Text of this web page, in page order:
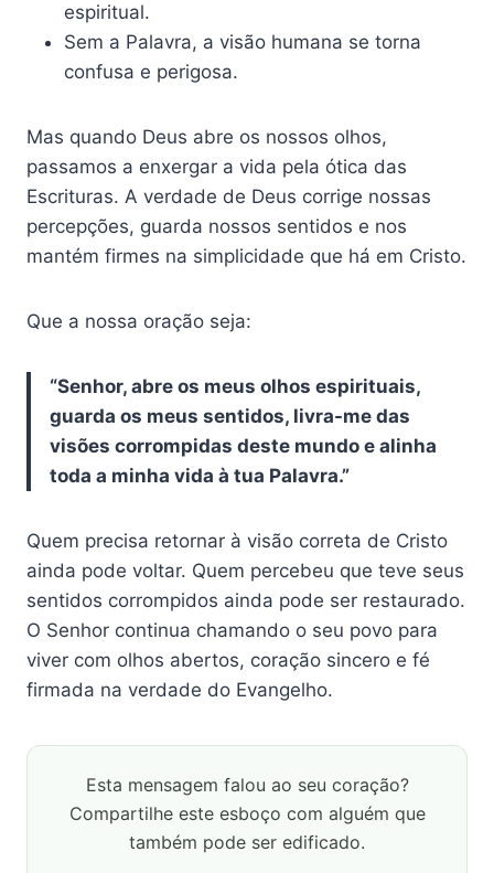
espiritual.
Sem a Palavra, a visão humana se torna
confusa e perigosa.
Mas quando Deus abre os nossos olhos,
passamos a enxergar a vida pela ótica das
Escrituras. A verdade de Deus corrige nossas
percepções, guarda nossos sentidos e nos
mantém firmes na simplicidade que há em Cristo.
Que a nossa oração seja:
“Senhor, abre os meus olhos espirituais,
guarda os meus sentidos, livra-me das
visões corrompidas deste mundo e alinha
toda a minha vida à tua Palavra.”
Quem precisa retornar à visão correta de Cristo
ainda pode voltar. Quem percebeu que teve seus
sentidos corrompidos ainda pode ser restaurado.
O Senhor continua chamando o seu povo para
viver com olhos abertos, coração sincero e fé
firmada na verdade do Evangelho.
Esta mensagem falou ao seu coração?
Compartilhe este esboço com alguém que
também pode ser edificado.